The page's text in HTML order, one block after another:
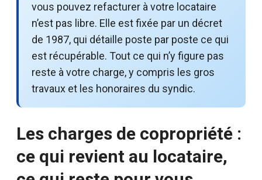
vous pouvez refacturer à votre locataire
n’est pas libre. Elle est fixée par un décret
de 1987, qui détaille poste par poste ce qui
est récupérable. Tout ce qui n’y figure pas
reste à votre charge, y compris les gros
travaux et les honoraires du syndic.
Les charges de copropriété :
ce qui revient au locataire,